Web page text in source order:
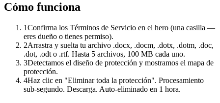
Cómo funciona
1Confirma los Términos de Servicio en el hero (una casilla —
eres dueño o tienes permiso).
2Arrastra y suelta tu archivo .docx, .docm, .dotx, .dotm, .doc,
.dot, .odt o .rtf. Hasta 5 archivos, 100 MB cada uno.
3Detectamos el diseño de protección y mostramos el mapa de
protección.
4Haz clic en "Eliminar toda la protección". Procesamiento
sub-segundo. Descarga. Auto-eliminado en 1 hora.